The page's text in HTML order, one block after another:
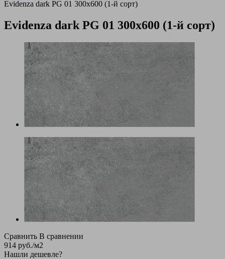
Evidenza dark PG 01 300х600 (1-й сорт)
Evidenza dark PG 01 300х600 (1-й сорт)
Сравнить В сравнении
914 руб./м2
Нашли дешевле?